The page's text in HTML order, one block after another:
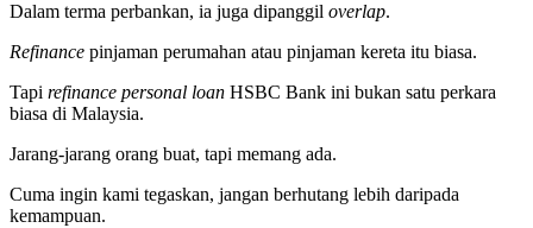
Dalam terma perbankan, ia juga dipanggil overlap.
Refinance pinjaman perumahan atau pinjaman kereta itu biasa.
Tapi refinance personal loan HSBC Bank ini bukan satu perkara
biasa di Malaysia.
Jarang-jarang orang buat, tapi memang ada.
Cuma ingin kami tegaskan, jangan berhutang lebih daripada
kemampuan.